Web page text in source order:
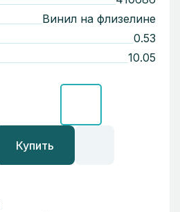
Винил на флизелине
0.53
10.05
Купить